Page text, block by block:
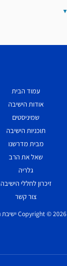
עמוד הבית
אודות הישיבה
שמיניסטים
תוכניות הישיבה
מבית מדרשנו
שאל את הרב
גלריה
זיכרון לחללי הישיבה
צור קשר
Copyright © 2026 ישיבת הכותל